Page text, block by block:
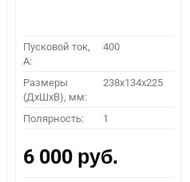
Пусковой ток,
A:
400
Размеры
(ДхШхВ), мм:
238х134х225
Полярность: 1
6 000 руб.